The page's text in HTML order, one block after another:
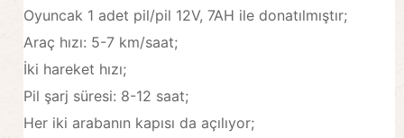
Oyuncak 1 adet pil/pil 12V, 7AH ile donatılmıştır;
Araç hızı: 5-7 km/saat;
İki hareket hızı;
Pil şarj süresi: 8-12 saat;
Her iki arabanın kapısı da açılıyor;